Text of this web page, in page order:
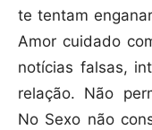
te tentam
Amor cuidado
notícias falsas,
relação. Não
No Sexo não